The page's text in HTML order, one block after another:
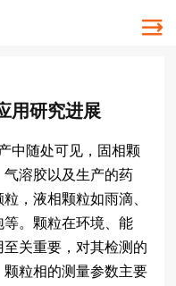
用研究进展
中随处可见，固相颗
溶胶以及生产的药
，液相颗粒如雨滴、
。颗粒在环境、能
关重要，对其检测的
粒相的测量参数主要